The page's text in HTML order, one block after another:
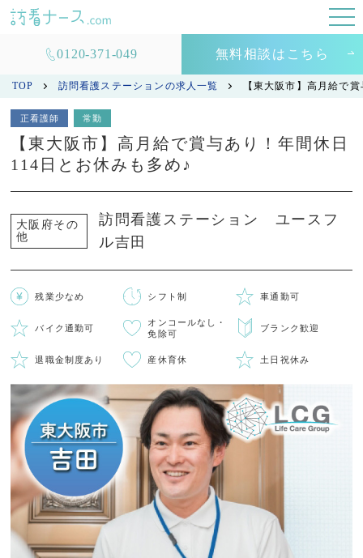
0120-371-049 無料相談はこちら
TOP 訪問看護ステーションの求人一覧 【東大阪市】高月給で
正看護師 常勤
【東大阪市】高月給で賞与あり！年間休日
114日とお休みも多め♪
大阪府その
他
訪問看護ステーション ユースフ
ル吉田
残業少なめ シフト制 車通勤可
バイク通勤可
オンコールなし・
免除可
ブランク歓迎
退職金制度あり 産休育休 土日祝休み